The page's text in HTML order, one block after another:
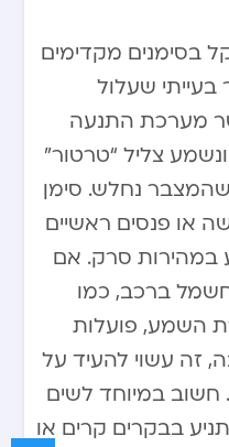
בסימנים מקדימים
שעלול
מערכת התנעה
צליל “טרטור”
שהמצבר נחלש. סימן
או פנסים ראשיים
במהירות סרק. אם
ברכב, כמו
השמע, פועלות
זה עשוי להעיד על
במיוחד לשים
בבקרים קרים או